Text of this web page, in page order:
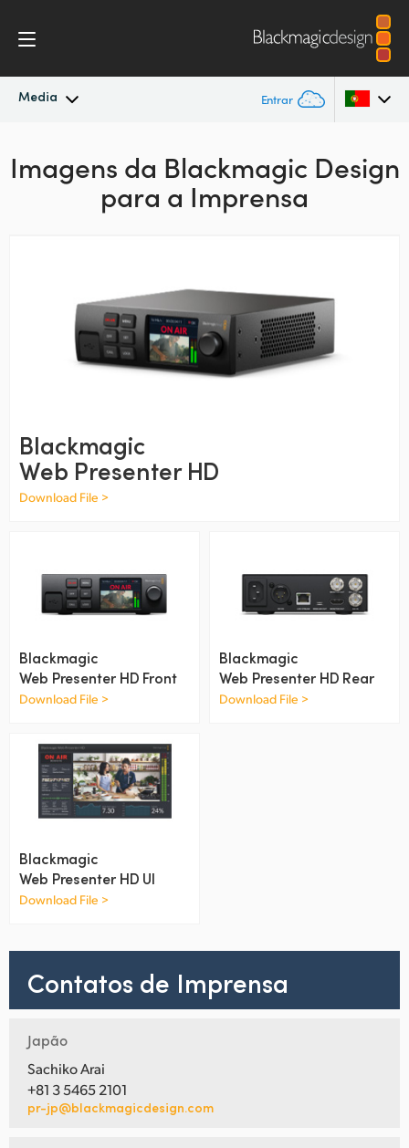
Media Entrar
Canada
China
France
Germany
India
Japan
Korea
Malaysia
Netherlands
New Zealand
Norway
Portugal
Singapore
Spain
Imagens da Blackmagic Design
para a Imprensa
Blackmagic
Web Presenter HD
Download File >
Blackmagic
Web Presenter HD Front
Download File >
Blackmagic
Web Presenter HD Rear
Download File >
Blackmagic
Web Presenter HD UI
Download File >
Contatos de Imprensa
Japão
Sachiko Arai
+81 3 5465 2101
pr-jp@blackmagicdesign.com